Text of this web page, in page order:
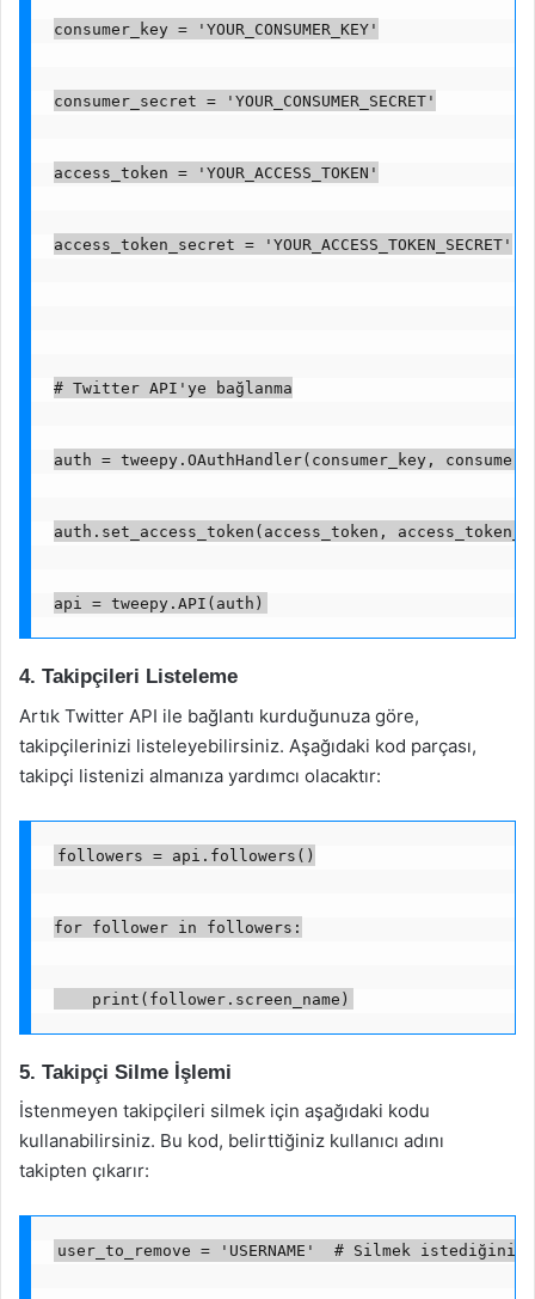
consumer_key = 'YOUR_CONSUMER_KEY'
consumer_secret = 'YOUR_CONSUMER_SECRET'
access_token = 'YOUR_ACCESS_TOKEN'
access_token_secret = 'YOUR_ACCESS_TOKEN_SECRET'
# Twitter API'ye bağlanma
auth = tweepy.OAuthHandler(consumer_key,
auth.set_access_token(access_token,
api = tweepy.API(auth)
4. Takipçileri Listeleme
Artık Twitter API ile bağlantı kurduğunuza göre,
takipçilerinizi listeleyebilirsiniz. Aşağıdaki kod parçası,
takipçi listenizi almanıza yardımcı olacaktır:
followers = api.followers()
for follower in followers:
    print(follower.screen_name)
5. Takipçi Silme İşlemi
İstenmeyen takipçileri silmek için aşağıdaki kodu
kullanabilirsiniz. Bu kod, belirttiğiniz kullanıcı adını
takipten çıkarır:
user_to_remove = 'USERNAME'  # Silmek